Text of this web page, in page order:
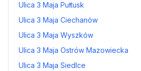
Ulica 3 Maja Pułtusk
Ulica 3 Maja Ciechanów
Ulica 3 Maja Wyszków
Ulica 3 Maja Ostrów Mazowiecka
Ulica 3 Maja Siedlce